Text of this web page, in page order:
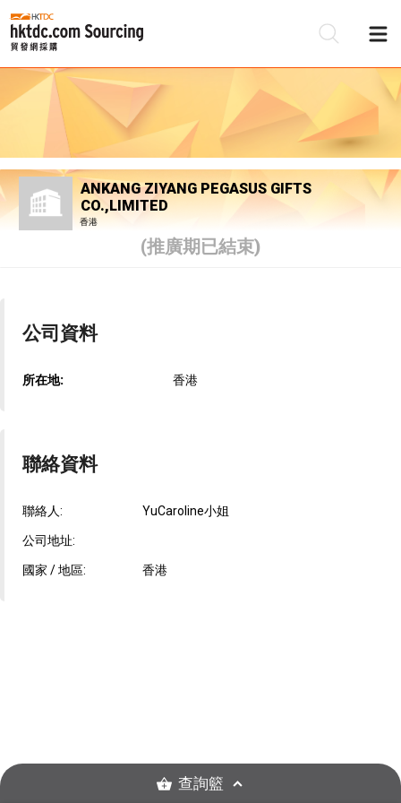
ANKANG ZIYANG PEGASUS GIFTS
CO.,LIMITED
香港
(推廣期已結束)
公司資料
所在地: 香港
聯絡資料
聯絡人: YuCaroline小姐
公司地址:
國家 / 地區: 香港
查詢籃